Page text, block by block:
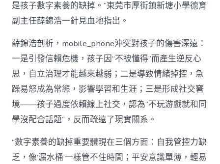
是孩子數字素養的缺掉。”東莞市厚街鎮新塘小學德育
副主任薛錦浩一針見血地指出。
薛錦浩剖析，mobile_phone沖突對孩子的傷害深遠：
一是引發信賴危機，孩子因“不被懂得”而產生逆反心
思，自立治理才能越來越弱；二是導致情緒掉控，急
躁易怒成為常態，影響學習和生涯；三是形成社交窘
境——孩子過度依賴線上社交，認為“不玩游戲就和同
學沒配合話題”，反而疏遠了現實關系。
“數字素養的缺掉重要體現在三個方面：自我管控力缺
乏，像‘漏水桶’一樣管不住時間；平安意識單薄，輕易